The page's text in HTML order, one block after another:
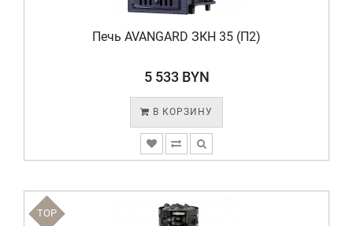
Печь AVANGARD ЗКH 35 (П2)
5 533 BYN
В КОРЗИНУ
TOP